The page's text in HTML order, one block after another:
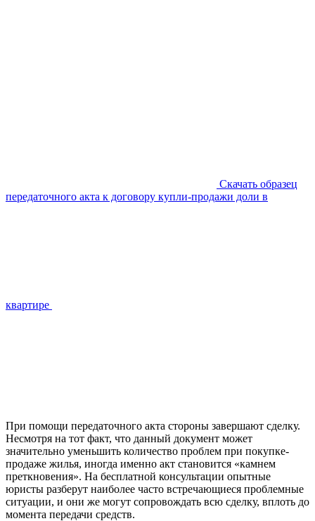
Скачать образец
передаточного акта к договору купли-продажи доли в
квартире
При помощи передаточного акта стороны завершают сделку.
Несмотря на тот факт, что данный документ может
значительно уменьшить количество проблем при покупке-
продаже жилья, иногда именно акт становится «камнем
преткновения». На бесплатной консультации опытные
юристы разберут наиболее часто встречающиеся проблемные
ситуации, и они же могут сопровождать всю сделку, вплоть до
момента передачи средств.